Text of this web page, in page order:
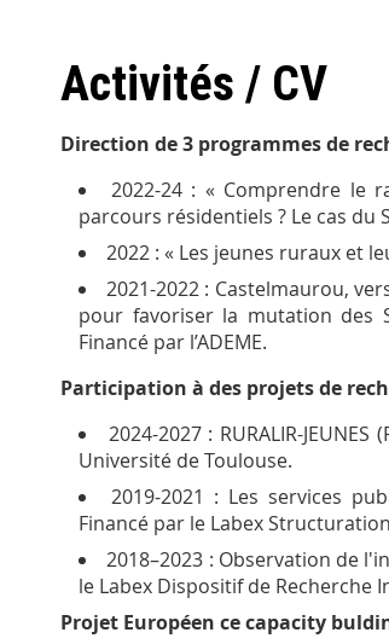
Activités / CV
Direction de 3 programmes de
2022-24 : « Comprendre le
parcours résidentiels ? Le cas du
2022 : « Les jeunes ruraux et
2021-2022 : Castelmaurou,
pour favoriser la mutation des
Financé par l’ADEME.
Participation à des projets de
2024-2027 : RURALIR-
Université de Toulouse.
2019-2021 : Les services
Financé par le Labex
2018–2023 : Observation de
le Labex Dispositif de Recherche
Projet Européen ce capacity